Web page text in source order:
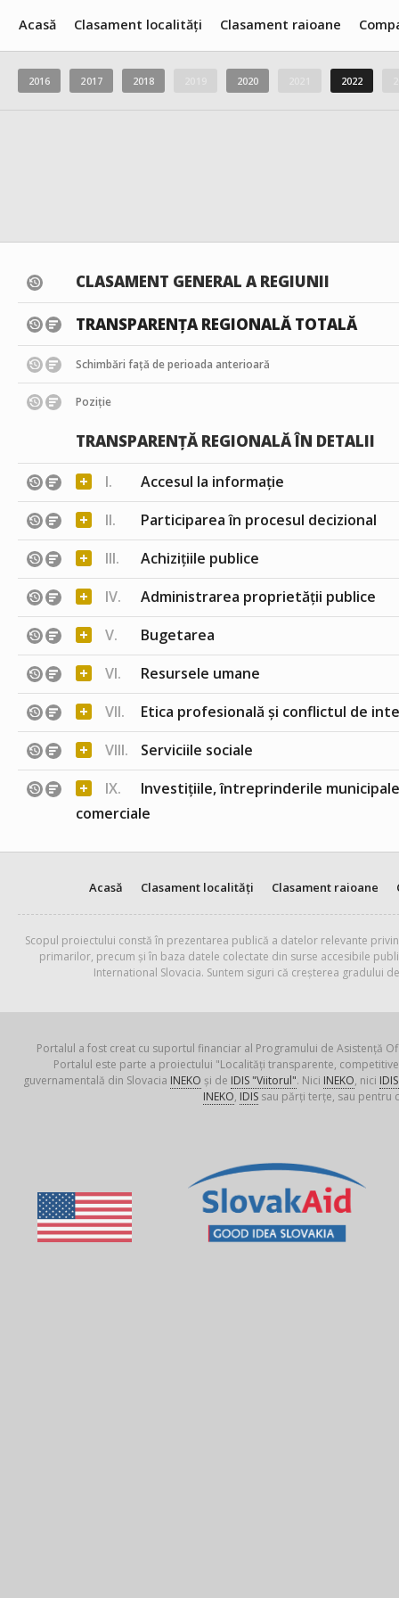
Acasă Clasament localități Clasament raioane
2016 2017 2018 2020 2022
CLASAMENT GENERAL A REGIUNII
TRANSPARENȚA REGIONALĂ TOTALĂ
Schimbări față de perioada anterioară
Poziție
TRANSPARENȚĂ REGIONALĂ ÎN DETALII
+
I. Accesul la informație
+ II. Participarea în procesul decizional
+ III. Achizițiile publice
+ IV. Administrarea proprietății publice
+ V. Bugetarea
+ VI. Resursele umane
+ VII. Etica profesională și conflictul de
+ VIII. Serviciile sociale
+ IX.
Investițiile, întreprinderile
comerciale
Acasă Clasament localități Clasament raioane
Scopul proiectului constă în prezentarea publică a datelor relevante
primarilor, precum și în baza datele colectate din surse accesibile
International Slovacia. Suntem siguri că creșterea gradului
Portalul a fost creat cu suportul financiar al Programului de Asistență
Portalul este parte a proiectului "Localități transparente,
guvernamentală din Slovacia INEKO și de IDIS "Viitorul". Nici INEKO, nici
INEKO, IDISsau părți terțe, sau pentru